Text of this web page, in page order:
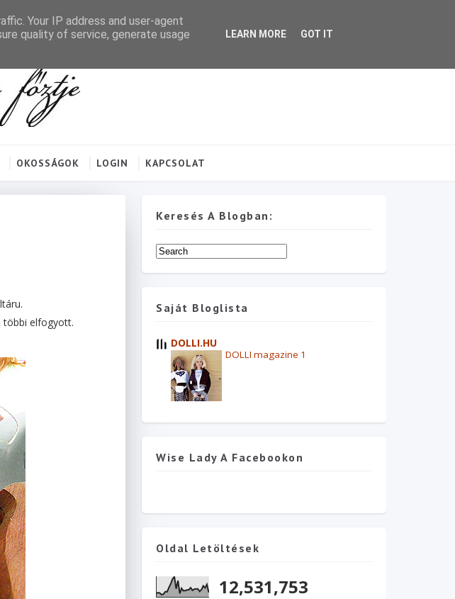
OKOSSÁGOK LOGIN KAPCSOLAT
többi elfogyott.
Keresés A Blogban:
Saját Bloglista
DOLLI.HU
DOLLI magazine 1
Wise Lady A Facebookon
Oldal Letöltések
12,531,753
Your IP address and user-agent
quality of service, generate usage
LEARN MORE GOT IT